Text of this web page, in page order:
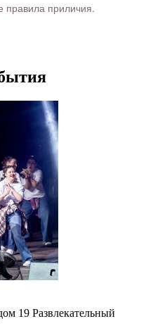
правила приличия.
19 Развлекательный